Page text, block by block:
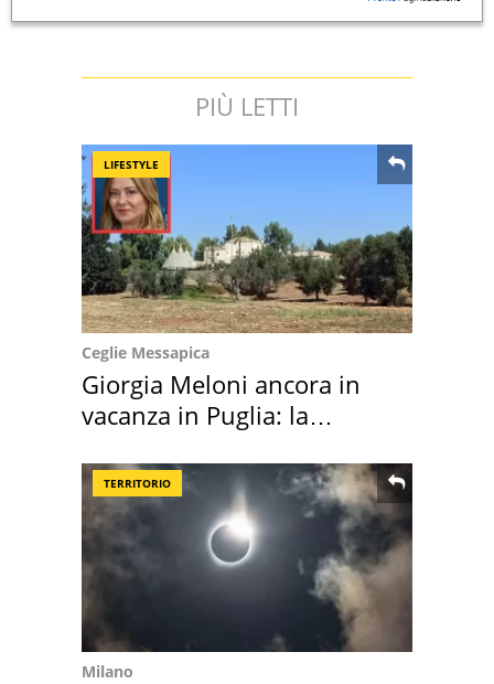
PIÙ LETTI
LIFESTYLE
Ceglie Messapica
Giorgia Meloni ancora in
vacanza in Puglia: la
TERRITORIO
Milano